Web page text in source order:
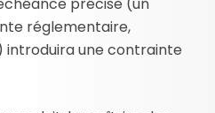
réglementaire,
introduira une contrainte